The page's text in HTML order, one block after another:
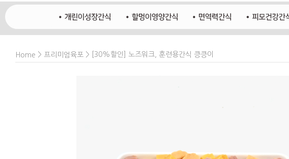
Home > 프리미엄육포 > [30%할인] 노즈워크, 훈련용간식 킁킁이